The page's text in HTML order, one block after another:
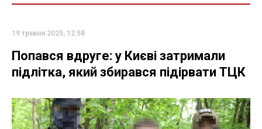
19 травня 2025, 12:58
Попався вдруге: у Києві затримали
підлітка, який збирався підірвати ТЦК